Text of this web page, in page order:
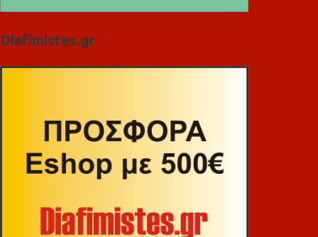
Diafimistes.gr